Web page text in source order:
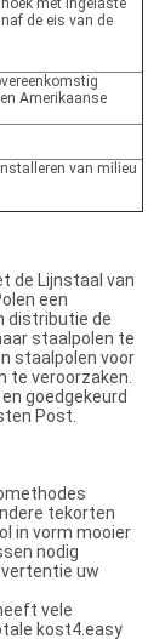
met ingelaste
de eis van de
Amerikaanse
van milieu
de Lijnstaal van
een
distributie de
staalpolen te
staalpolen voor
te veroorzaken.
goedgekeurd
Post.
tekorten
in vorm mooier
nodig
uw
vele
kost4.easy